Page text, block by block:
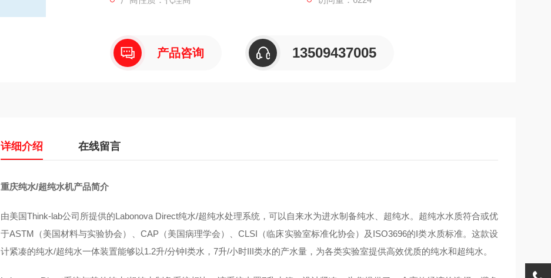
产品咨询 13509437005
详细介绍 在线留言
重庆纯水/超纯水机产品简介
由美国Think-lab公司所提供的Labonova Direct纯水/超纯水处理系统，可以自来水为进水制备纯水、超纯水。超纯水水质符合或优
于ASTM（美国材料与实验协会）、CAP（美国病理学会）、CLSI（临床实验室标准化协会）及ISO3696的I类水质标准。这款设
计紧凑的纯水/超纯水一体装置能够以1.2升/分钟I类水，7升/小时III类水的产水量，为各类实验室提供高效优质的纯水和超纯水。